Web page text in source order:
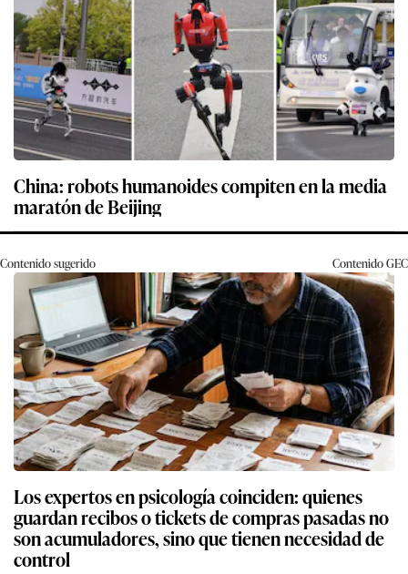
China: robots humanoides compiten en la media
maratón de Beijing
Contenido sugerido ContenidoGEC
Los expertos en psicología coinciden: quienes
guardan recibos o tickets de compras pasadas no
son acumuladores, sino que tienen necesidad de
control